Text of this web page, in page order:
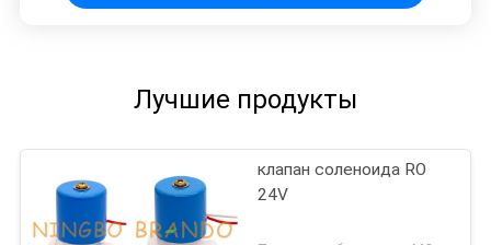
Лучшие продукты
клапан соленоида RO
24V